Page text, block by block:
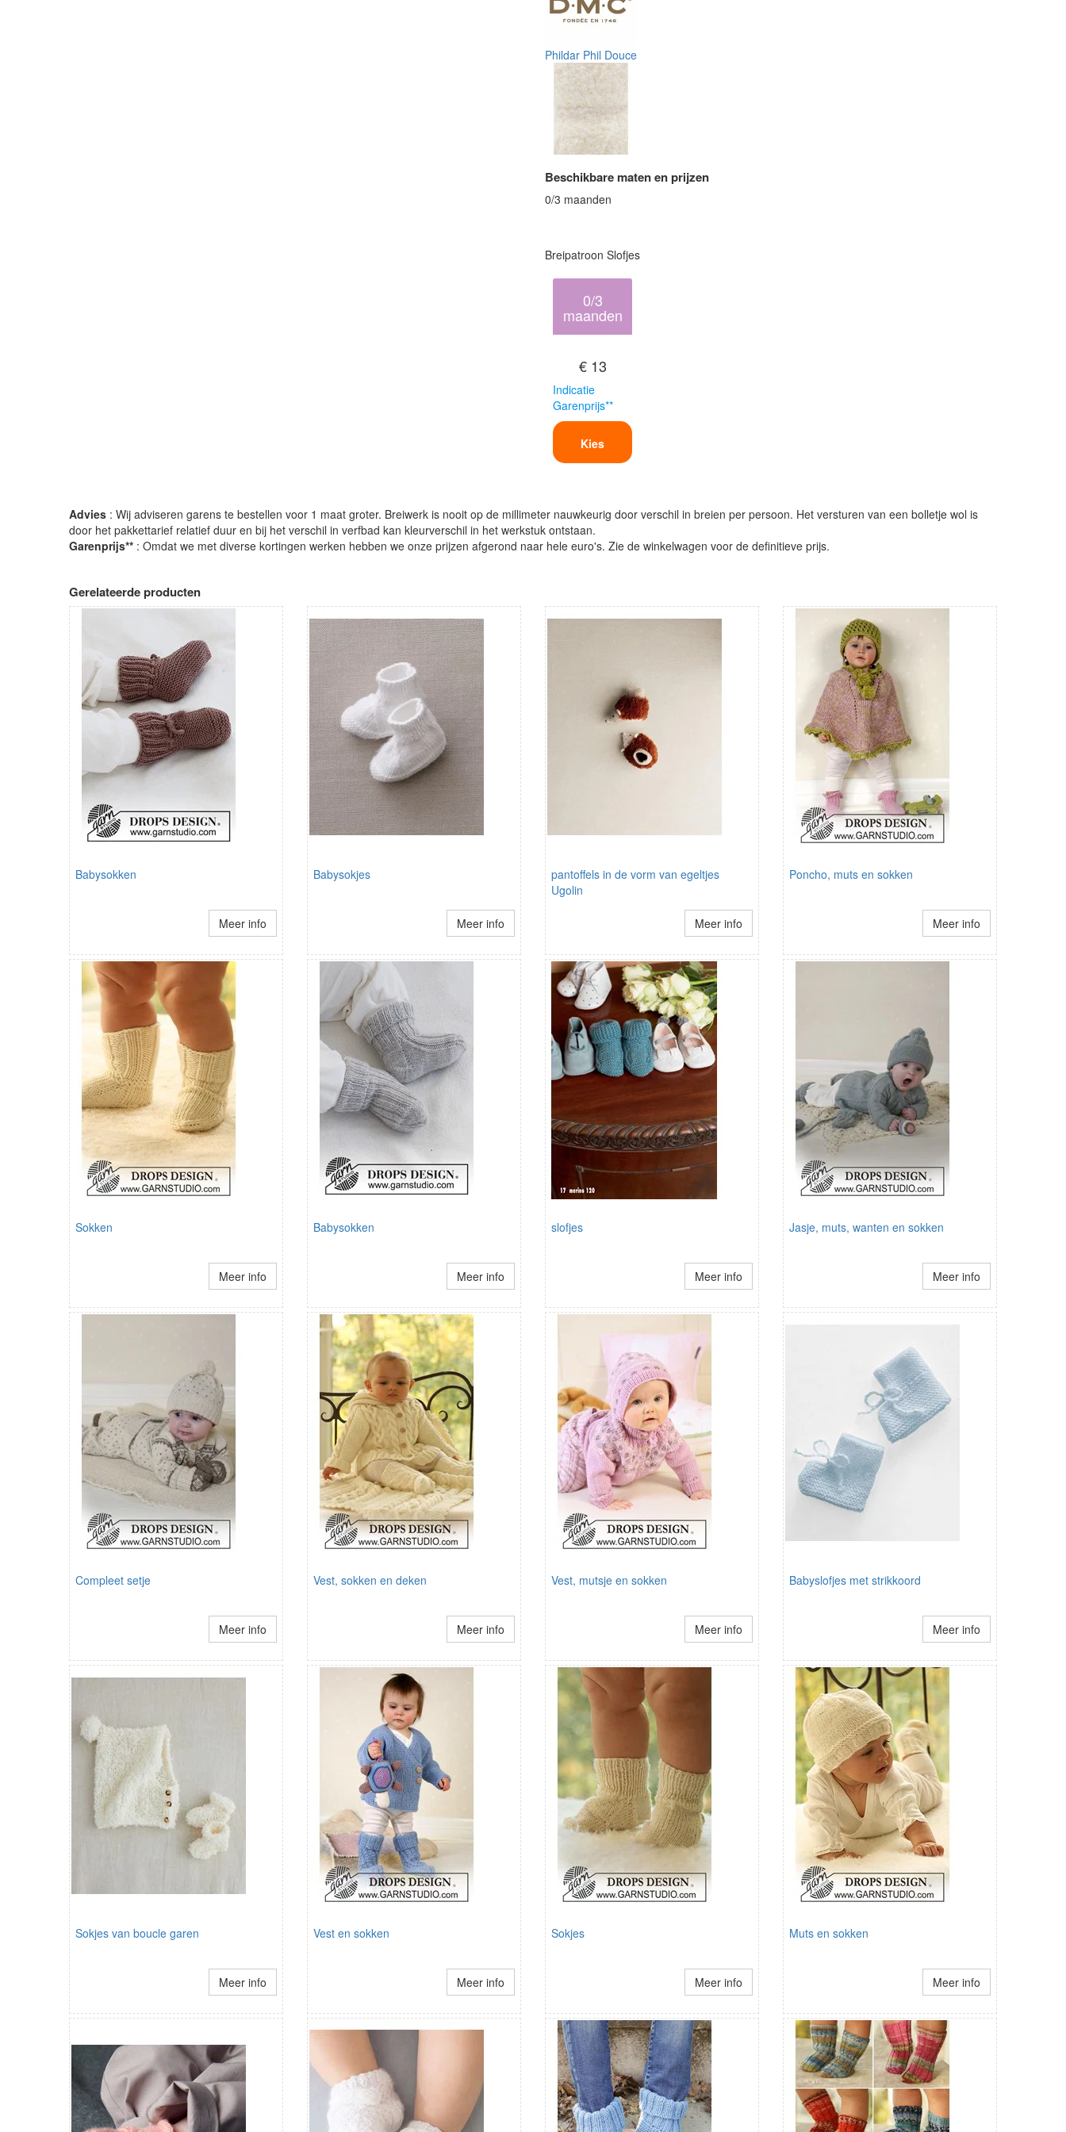
Phildar Phil Douce
Beschikbare maten en prijzen
0/3 maanden
Breipatroon Slofjes
0/3
maanden
€ 13
Indicatie
Garenprijs**
Kies
Advies : Wij adviseren garens te bestellen voor 1 maat groter. Breiwerk is nooit op de millimeter nauwkeurig door verschil in breien per persoon. Het versturen van een bolletje wol is
door het pakkettarief relatief duur en bij het verschil in verfbad kan kleurverschil in het werkstuk ontstaan.
Garenprijs** : Omdat we met diverse kortingen werken hebben we onze prijzen afgerond naar hele euro's. Zie de winkelwagen voor de definitieve prijs.
Gerelateerde producten
Babysokken
Meer info
Babysokjes
Meer info
pantoffels in de vorm van egeltjes
Ugolin
Meer info
Poncho, muts en sokken
Meer info
Sokken
Meer info
Babysokken
Meer info
slofjes
Meer info
Jasje, muts, wanten en sokken
Meer info
Compleet setje
Meer info
Vest, sokken en deken
Meer info
Vest, mutsje en sokken
Meer info
Babyslofjes met strikkoord
Meer info
Sokjes van boucle garen
Meer info
Vest en sokken
Meer info
Sokjes
Meer info
Muts en sokken
Meer info